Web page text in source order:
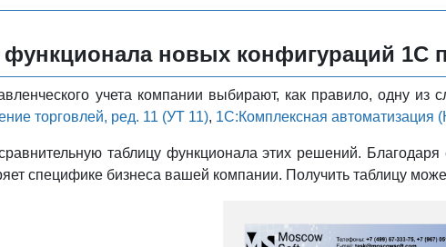
новых конфигураций 1С
учета компании выбирают, как правило, одну из
торговлей, ред. 11 (УТ 11), 1С:Комплексная автоматизация
таблицу функционала этих решений.
специфике бизнеса вашей компании. Получить таблицу